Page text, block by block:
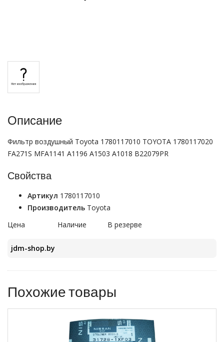
Описание
Фильтр воздушный Toyota 1780117010 TOYOTA 1780117020
FA271S MFA1141 A1196 A1503 A1018 B22079PR
Свойства
Артикул 1780117010
Производитель Toyota
Цена
Наличие В резерве
jdm-shop.by
Похожие товары